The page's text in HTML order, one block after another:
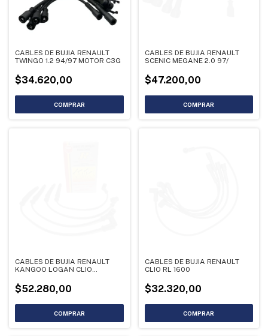
CABLES DE BUJIA RENAULT
TWINGO 1.2 94/97 MOTOR C3G
$34.620,00
CABLES DE BUJIA RENAULT
SCENIC MEGANE 2.0 97/
$47.200,00
CABLES DE BUJIA RENAULT
KANGOO LOGAN CLIO
$52.280,00
CABLES DE BUJIA RENAULT
CLIO RL 1600
$32.320,00